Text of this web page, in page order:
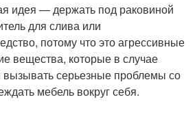
идея — держать под раковиной
для слива или
потому что это агрессивные
вещества, которые в случае
вызывать серьезные проблемы со
мебель вокруг себя.